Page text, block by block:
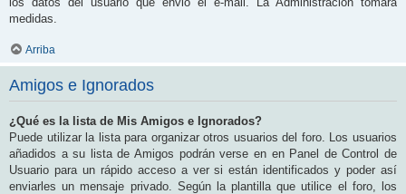
medidas.
Arriba
Amigos e Ignorados
¿Qué es la lista de Mis Amigos e Ignorados?
Puede utilizar la lista para organizar otros usuarios del foro. Los usuarios
añadidos a su lista de Amigos podrán verse en en Panel de Control de
Usuario para un rápido acceso a ver si están identificados y poder así
enviarles un mensaje privado. Según la plantilla que utilice el foro, los